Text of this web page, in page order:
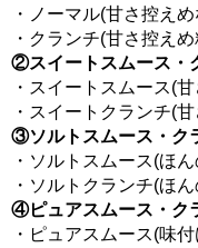
・ノーマル(甘さ控え
・クランチ(甘さ控え
②スイートスムース・
・スイートスムース(
・スイートクランチ(
③ソルトスムース・ク
・ソルトスムース(ほ
・ソルトクランチ(ほ
④ピュアスムース・ク
・ピュアスムース(味